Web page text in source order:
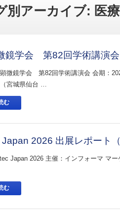
別アーカイブ: 医
鏡学会 第82回学術講演
微鏡学会 第82回学術講演会 会期：
宮城県仙台 …
む
2026 出展レポート（
Japan 2026 主催：インフォーマ マ
む